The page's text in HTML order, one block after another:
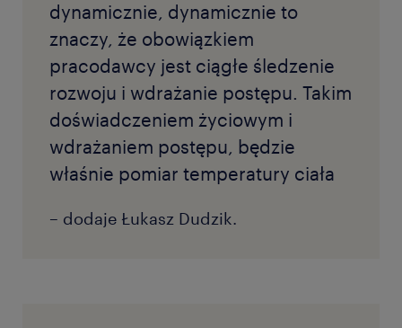
dynamicznie, dynamicznie to
znaczy, że obowiązkiem
pracodawcy jest ciągłe śledzenie
rozwoju i wdrażanie postępu. Takim
doświadczeniem życiowym i
wdrażaniem postępu, będzie
właśnie pomiar temperatury ciała
– dodaje Łukasz Dudzik.